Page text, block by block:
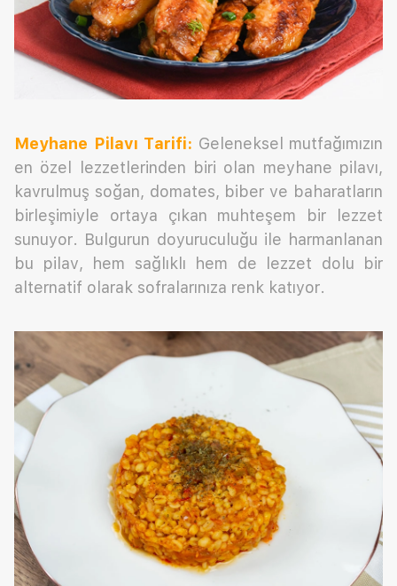
Meyhane Pilavı Tarifi: Geleneksel mutfağımızın
en özel lezzetlerinden biri olan meyhane pilavı,
kavrulmuş soğan, domates, biber ve baharatların
birleşimiyle ortaya çıkan muhteşem bir lezzet
sunuyor. Bulgurun doyuruculuğu ile harmanlanan
bu pilav, hem sağlıklı hem de lezzet dolu bir
alternatif olarak sofralarınıza renk katıyor.